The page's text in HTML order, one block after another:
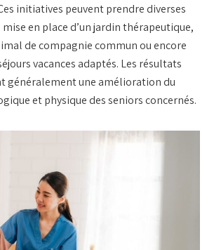
initiatives peuvent prendre diverses
en place d’un jardin thérapeutique,
de compagnie commun ou encore
vacances adaptés. Les résultats
généralement une amélioration du
et physique des seniors concernés.